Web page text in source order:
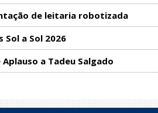
de leitaria robotizada
Sol a Sol 2026
a Tadeu Salgado